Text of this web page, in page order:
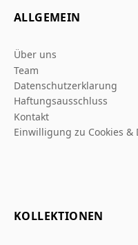
ALLGEMEIN
Über uns
Team
Datenschutzerklarung
Haftungsausschluss
Kontakt
Einwilligung zu Cookies
KOLLEKTIONEN